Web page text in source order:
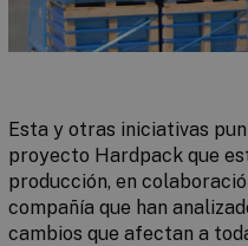
Esta y otras iniciativas
proyecto Hardpack que
producción, en
compañía que han
cambios que afectan a